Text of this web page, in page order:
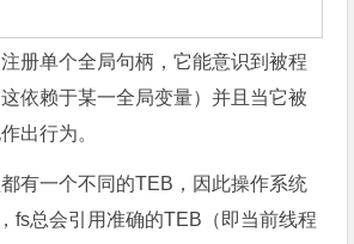
册单个全局句柄，它能意识到被程
依赖于某一全局变量）并且当它被
出行为。
有一个不同的TEB，因此操作系统
fs总会引用准确的TEB（即当前线程